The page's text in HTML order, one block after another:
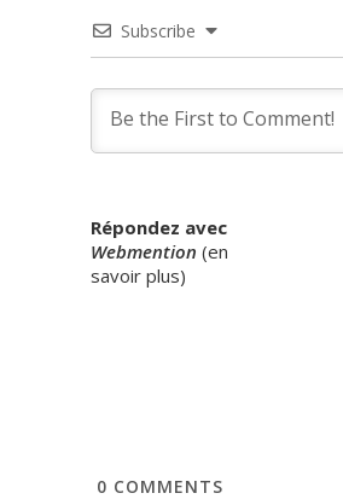
Subscribe
Répondez avec
Webmention (en
savoir plus)
0 COMMENTS